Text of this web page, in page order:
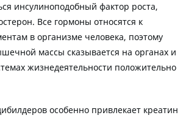
инсулиноподобный фактор роста,
Все гормоны относятся к
в организме человека, поэтому
массы сказывается на органах и
жизнедеятельности положительно
особенно привлекает креатин